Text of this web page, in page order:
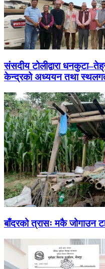
संसदीय टोलीद्वारा
केन्द्रको अध्ययन तथा
बाँदरको त्रासः मकै जोगाउन